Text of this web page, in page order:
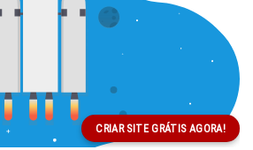
CRIAR SITE GRÁTIS AGORA!